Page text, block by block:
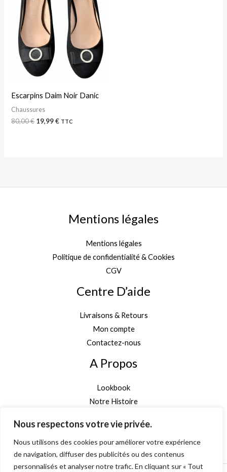
Nous respectons votre vie privée.
Nous utilisons des cookies pour améliorer votre expérience
de navigation, diffuser des publicités ou des contenus
personnalisés et analyser notre trafic. En cliquant sur « Tout
Escarpins Daim Noir Danic
Chaussures
80,00€ 19,99€ TTC
Mentions légales
Mentions légales
Politique de confidentialité & Cookies
CGV
Centre D’aide
Livraisons & Retours
Mon compte
Contactez-nous
A Propos
Lookbook
Notre Histoire
Inscription newsletter